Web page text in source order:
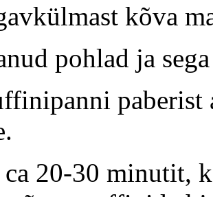
kõva
pohlad ja
paberist
ca 20-30 minutit,